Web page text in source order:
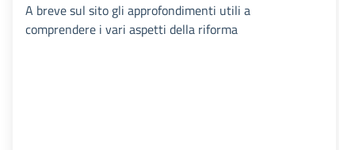
A breve sul sito gli approfondimenti utili a
comprendere i vari aspetti della riforma